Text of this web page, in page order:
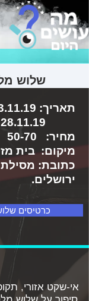
תאריך: 13.11.19
מחיר: 50-70
מיקום: בית
ירושלים.
כרטיסים
אי-שקט אזורי,
שלוש